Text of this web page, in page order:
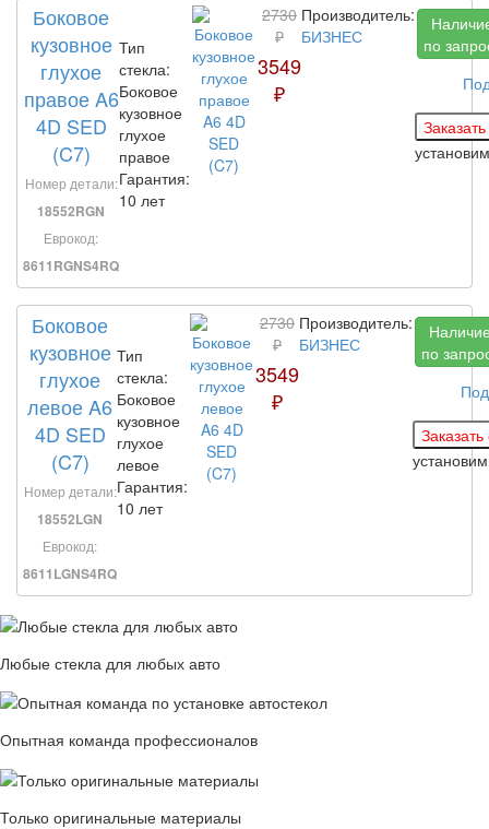
Боковое
кузовное
глухое
правое A6
4D SED
(C7)
Номер детали:
18552RGN
Еврокод:
8611RGNS4RQ
Тип
стекла:
Боковое
кузовное
глухое
правое
Гарантия:
10 лет
2730
₽
3549
₽
Производитель:
БИЗНЕС
по
Боковое
кузовное
глухое
левое A6
4D SED
(C7)
Номер детали:
18552LGN
Еврокод:
8611LGNS4RQ
Тип
стекла:
Боковое
кузовное
глухое
левое
Гарантия:
10 лет
2730
₽
3549
₽
Производитель:
БИЗНЕС
по
Любые стекла для любых авто
Опытная команда профессионалов
Только оригинальные материалы